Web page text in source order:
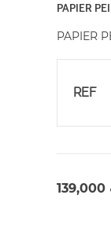
PAPIER
PAPIER
REF